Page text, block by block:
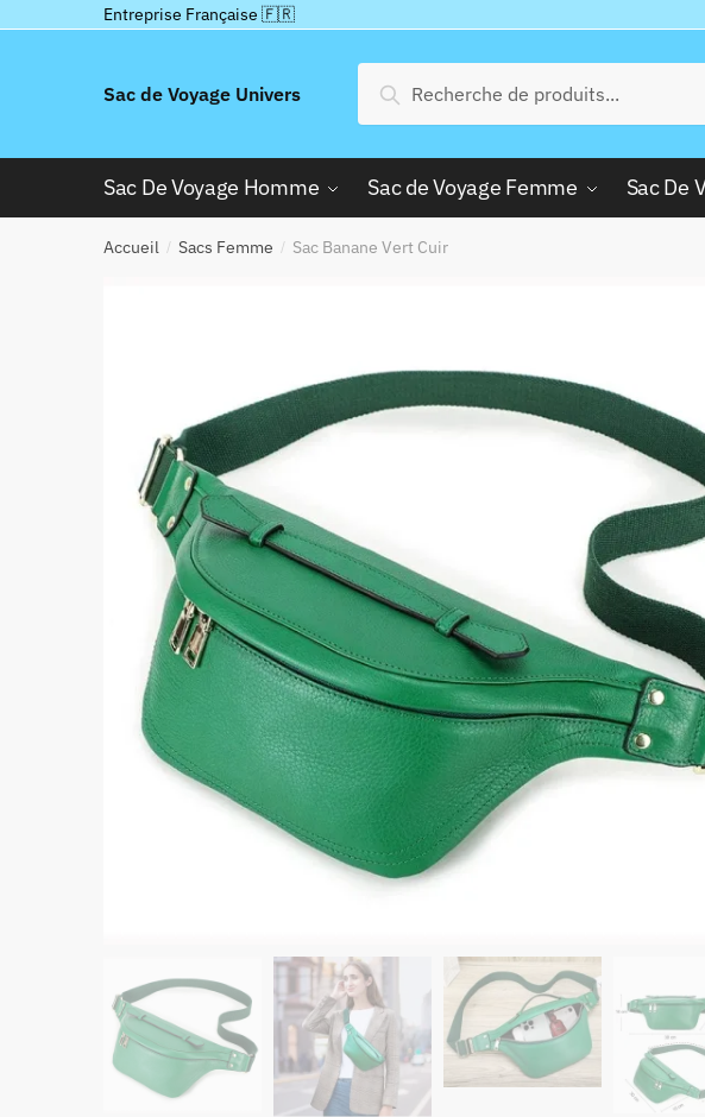
Entreprise Française 🇫🇷
Sac de Voyage Univers
pour :
Recherche
Sac De Voyage Homme Sac de Voyage Femme Sac De
Accueil / Sacs Femme / Sac Banane Vert Cuir